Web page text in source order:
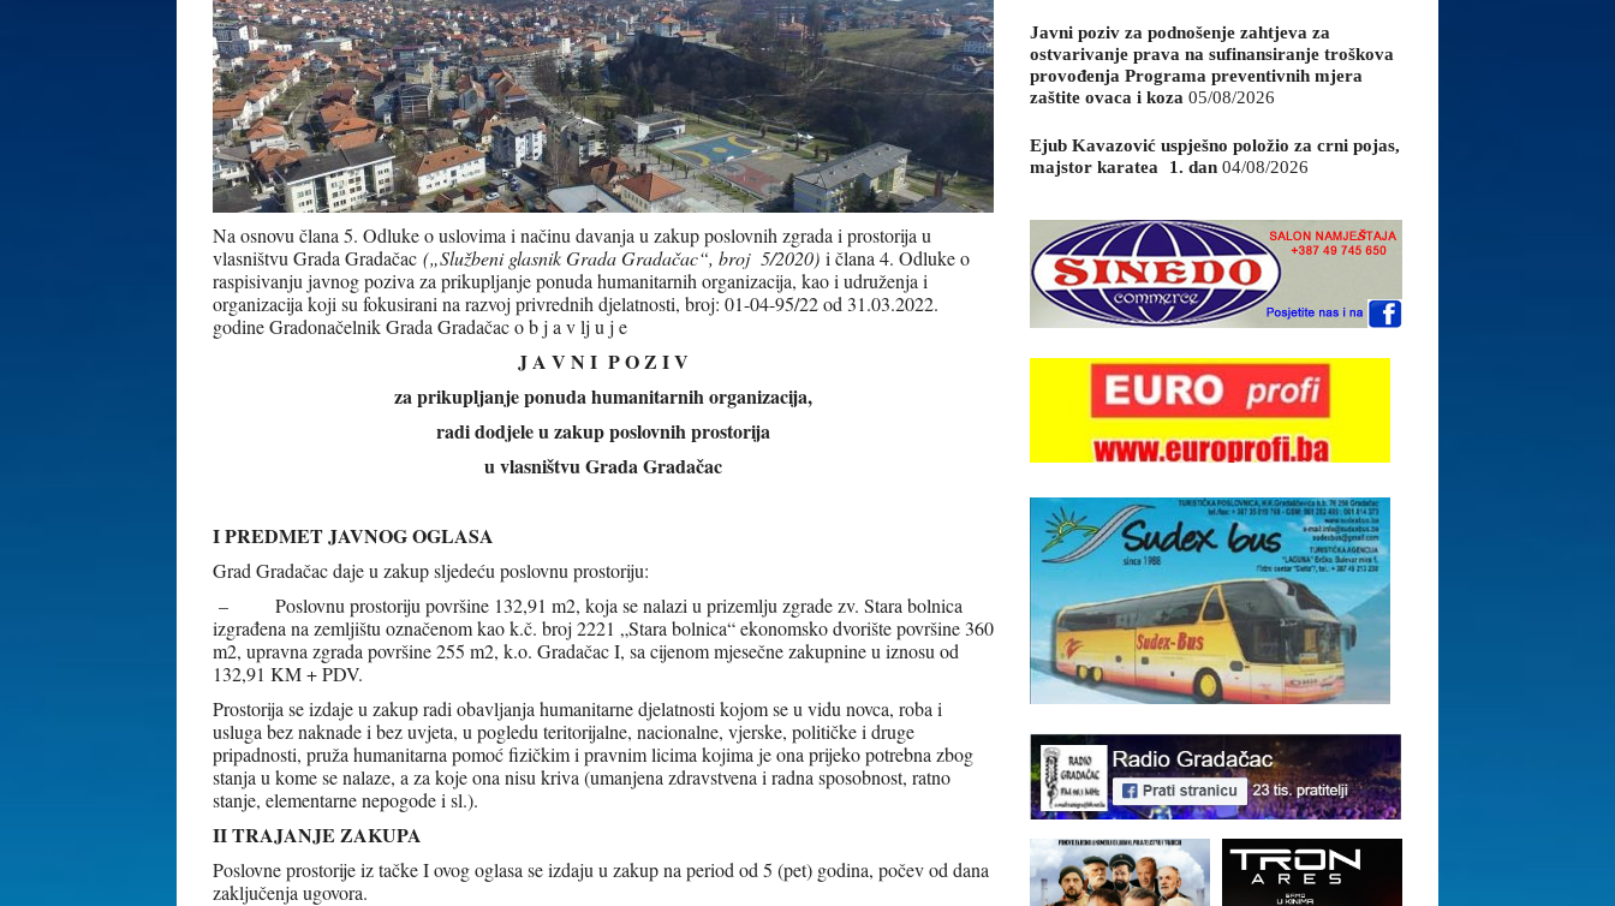
Na osnovu člana 5. Odluke o uslovima i načinu davanja u zakup poslovnih zgrada i prostorija u
vlasništvu Grada Gradačac („Službeni glasnik Grada Gradačac“, broj 5/2020) i člana 4. Odluke o
raspisivanju javnog poziva za prikupljanje ponuda humanitarnih organizacija, kao i udruženja i
organizacija koji su fokusirani na razvoj privrednih djelatnosti, broj: 01-04-95/22 od 31.03.2022.
godine Gradonačelnik Grada Gradačac o b j a v lj u j e
J A V N I P O Z I V
za prikupljanje ponuda humanitarnih organizacija,
radi dodjele u zakup poslovnih prostorija
u vlasništvu Grada Gradačac
I PREDMET JAVNOG OGLASA
Grad Gradačac daje u zakup sljedeću poslovnu prostoriju:
– Poslovnu prostoriju površine 132,91 m2, koja se nalazi u prizemlju zgrade zv. Stara bolnica
izgrađena na zemljištu označenom kao k.č. broj 2221 „Stara bolnica“ ekonomsko dvorište površine 360
m2, upravna zgrada površine 255 m2, k.o. Gradačac I, sa cijenom mjesečne zakupnine u iznosu od
132,91 KM + PDV.
Prostorija se izdaje u zakup radi obavljanja humanitarne djelatnosti kojom se u vidu novca, roba i
usluga bez naknade i bez uvjeta, u pogledu teritorijalne, nacionalne, vjerske, političke i druge
pripadnosti, pruža humanitarna pomoć fizičkim i pravnim licima kojima je ona prijeko potrebna zbog
stanja u kome se nalaze, a za koje ona nisu kriva (umanjena zdravstvena i radna sposobnost, ratno
stanje, elementarne nepogode i sl.).
II TRAJANJE ZAKUPA
Poslovne prostorije iz tačke I ovog oglasa se izdaju u zakup na period od 5 (pet) godina, počev od dana
zaključenja ugovora.
Javni poziv za podnošenje zahtjeva za
ostvarivanje prava na sufinansiranje troškova
provođenja Programa preventivnih mjera
zaštite ovaca i koza 05/08/2026
Ejub Kavazović uspješno položio za crni pojas,
majstor karatea 1. dan 04/08/2026